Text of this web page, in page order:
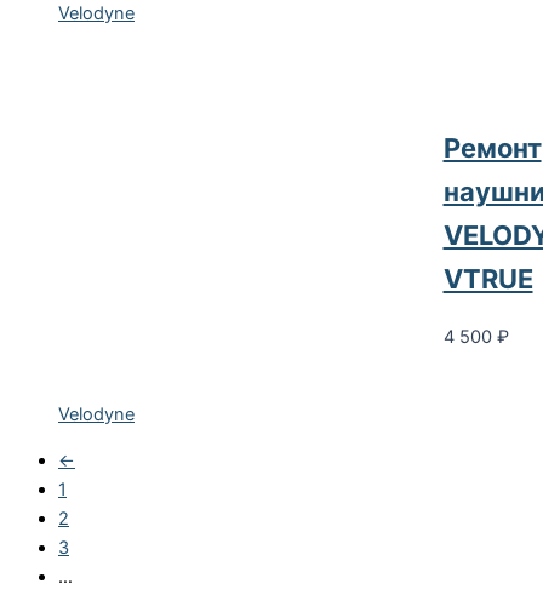
Velodyne
Velodyne
Ремонт
VTRUE
4 500 ₽
←
1
2
3
…